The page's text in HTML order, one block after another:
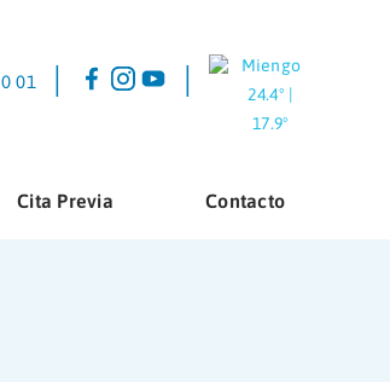
Miengo
24.4º |
17.9º
|
|
01
Cita Previa Contacto